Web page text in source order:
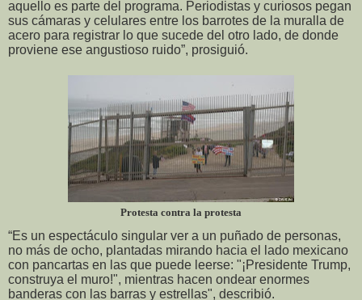
aquello es parte del programa. Periodistas y curiosos pegan
sus cámaras y celulares entre los barrotes de la muralla de
acero para registrar lo que sucede del otro lado, de donde
proviene ese angustioso ruido”, prosiguió.
Protesta contra la protesta
“Es un espectáculo singular ver a un puñado de personas,
no más de ocho, plantadas mirando hacia el lado mexicano
con pancartas en las que puede leerse: "¡Presidente Trump,
construya el muro!", mientras hacen ondear enormes
banderas con las barras y estrellas", describió.